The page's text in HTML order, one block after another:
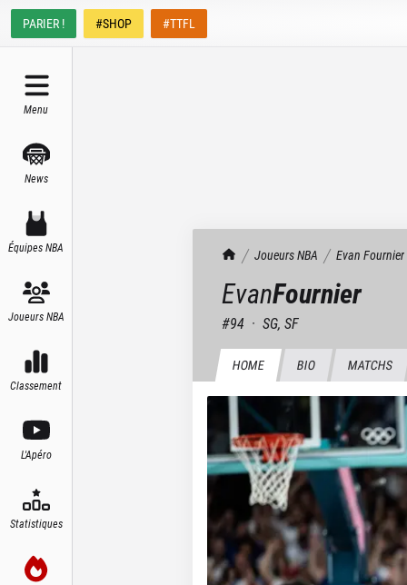
PARIER ! #SHOP #TTFL
Menu
News
Équipes NBA
Joueurs NBA
Classement
L'Apéro
Statistiques
TrashTalk Actu NBA
Joueurs NBA Evan Fournier
EvanFournier
#94 · SG, SF
HOME BIO MATCHS